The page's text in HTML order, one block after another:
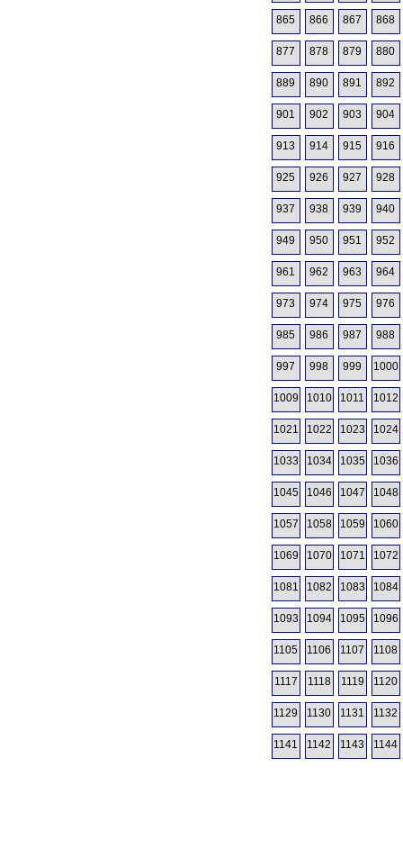
865 866 867 868
877 878 879 880
889 890 891 892
901 902 903 904
913 914 915 916
925 926 927 928
937 938 939 940
949 950 951 952
961 962 963 964
973 974 975 976
985 986 987 988
997 998 999 1000
1009 1010 1011 1012
1021 1022 1023 1024
1033 1034 1035 1036
1045 1046 1047 1048
1057 1058 1059 1060
1069 1070 1071 1072
1081 1082 1083 1084
1093 1094 1095 1096
1105 1106 1107 1108
1117 1118 1119 1120
1129 1130 1131 1132
1141 1142 1143 1144